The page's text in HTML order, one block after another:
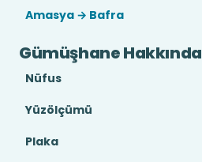
Amasya → Bafra
Gümüşhane Hakkında
Nüfus
Yüzölçümü
Plaka